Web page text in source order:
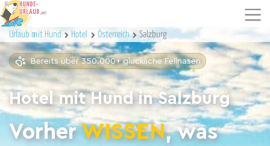
Urlaub mit Hund Hotel Österreich Salzburg
Bereits über 350.000+ glückliche Fellnasen
Hotel mit Hund in Salzburg
VorherWISSEN, was